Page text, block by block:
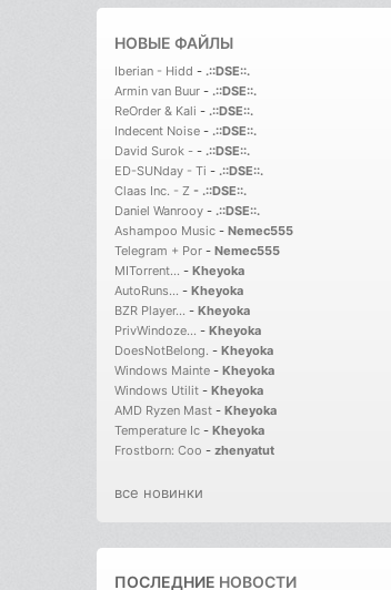
НОВЫЕ ФАЙЛЫ
Iberian - Hidd - .::DSE::.
Armin van Buur - .::DSE::.
ReOrder & Kali - .::DSE::.
Indecent Noise - .::DSE::.
David Surok - - .::DSE::.
ED-SUNday - Ti - .::DSE::.
Claas Inc. - Z - .::DSE::.
Daniel Wanrooy - .::DSE::.
Ashampoo Music - Nemec555
Telegram + Por - Nemec555
MITorrent... - Kheyoka
AutoRuns... - Kheyoka
BZR Player... - Kheyoka
PrivWindoze... - Kheyoka
DoesNotBelong. - Kheyoka
Windows Mainte - Kheyoka
Windows Utilit - Kheyoka
AMD Ryzen Mast - Kheyoka
Temperature Ic - Kheyoka
Frostborn: Coo - zhenyatut
все новинки
ПОСЛЕДНИЕ НОВОСТИ